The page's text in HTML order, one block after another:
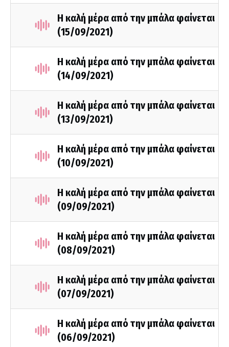
Η καλή μέρα από την μπάλα φαίνεται
(15/09/2021)
Η καλή μέρα από την μπάλα φαίνεται
(14/09/2021)
Η καλή μέρα από την μπάλα φαίνεται
(13/09/2021)
Η καλή μέρα από την μπάλα φαίνεται
(10/09/2021)
Η καλή μέρα από την μπάλα φαίνεται
(09/09/2021)
Η καλή μέρα από την μπάλα φαίνεται
(08/09/2021)
Η καλή μέρα από την μπάλα φαίνεται
(07/09/2021)
Η καλή μέρα από την μπάλα φαίνεται
(06/09/2021)